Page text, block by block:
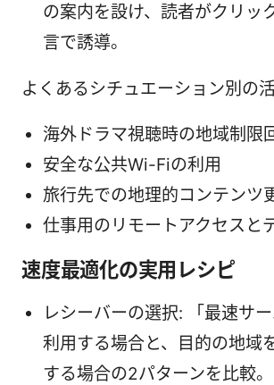
の案内を設け、読者がクリッ
言で誘導。
よくあるシチュエーション別の
海外ドラマ視聴時の地域制限
安全な公共Wi-Fiの利用
旅行先での地理的コンテンツ
仕事用のリモートアクセスと
速度最適化の実用レシピ
レシーバーの選択: 「最速サ
利用する場合と、目的の地域
する場合の2パターンを比較。